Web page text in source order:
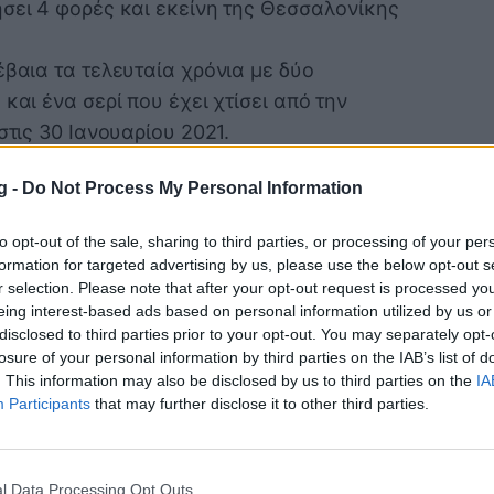
- Do Not Process My Personal Information
opt-out of the sale, sharing to third parties, or processing of your
for targeted advertising by us, please use the below opt-out
selection. Please note that after your opt-out request is processed
interest-based ads based on personal information utilized by us
to third parties prior to your opt-out. You may separately
of your personal information by third parties on the IAB’s list of
This information may also be disclosed by us to third parties on the
Participants that may further disclose it to other third parties.
Data Processing Opt Outs
4 φορές και εκείνη της Θεσσαλονίκης
τα τελευταία χρόνια με δύο
ένα σερί που έχει χτίσει από την
30 Ιανουαρίου 2021.
21 για την κανονική διάρκεια του
διαδοχικά ματς χωρίς ήττα από τον
Στις δύο τελευταίες του επισκέψεις
1-1 για τα Playoffs του 2020-21 και
του πρωταθλήματος 2021-22.
τους συνάντηση στην Τρίπολη, όπου
Από τότε έχουν ακολουθήσει 11
στις οποίες σημειώθηκαν 29
όσο και οι τρεις του Άρη είναι
καμία επανάληψη και το